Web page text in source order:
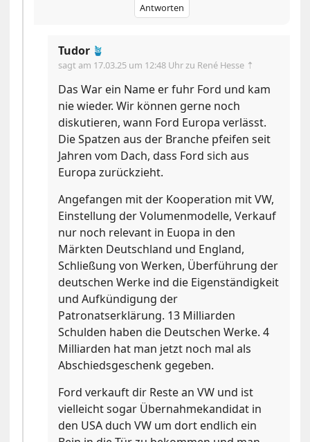
Antworten
Tudor 🪴
sagt am 17.03.25 um 12:48 Uhrzu René Hesse ⇡
Das War ein Name er fuhr Ford und kam
nie wieder. Wir können gerne noch
diskutieren, wann Ford Europa verlässt.
Die Spatzen aus der Branche pfeifen seit
Jahren vom Dach, dass Ford sich aus
Europa zurückzieht.
Angefangen mit der Kooperation mit VW,
Einstellung der Volumenmodelle, Verkauf
nur noch relevant in Euopa in den
Märkten Deutschland und England,
Schließung von Werken, Überführung der
deutschen Werke ind die Eigenständigkeit
und Aufkündigung der
Patronatserklärung. 13 Milliarden
Schulden haben die Deutschen Werke. 4
Milliarden hat man jetzt noch mal als
Abschiedsgeschenk gegeben.
Ford verkauft dir Reste an VW und ist
vielleicht sogar Übernahmekandidat in
den USA duch VW um dort endlich ein